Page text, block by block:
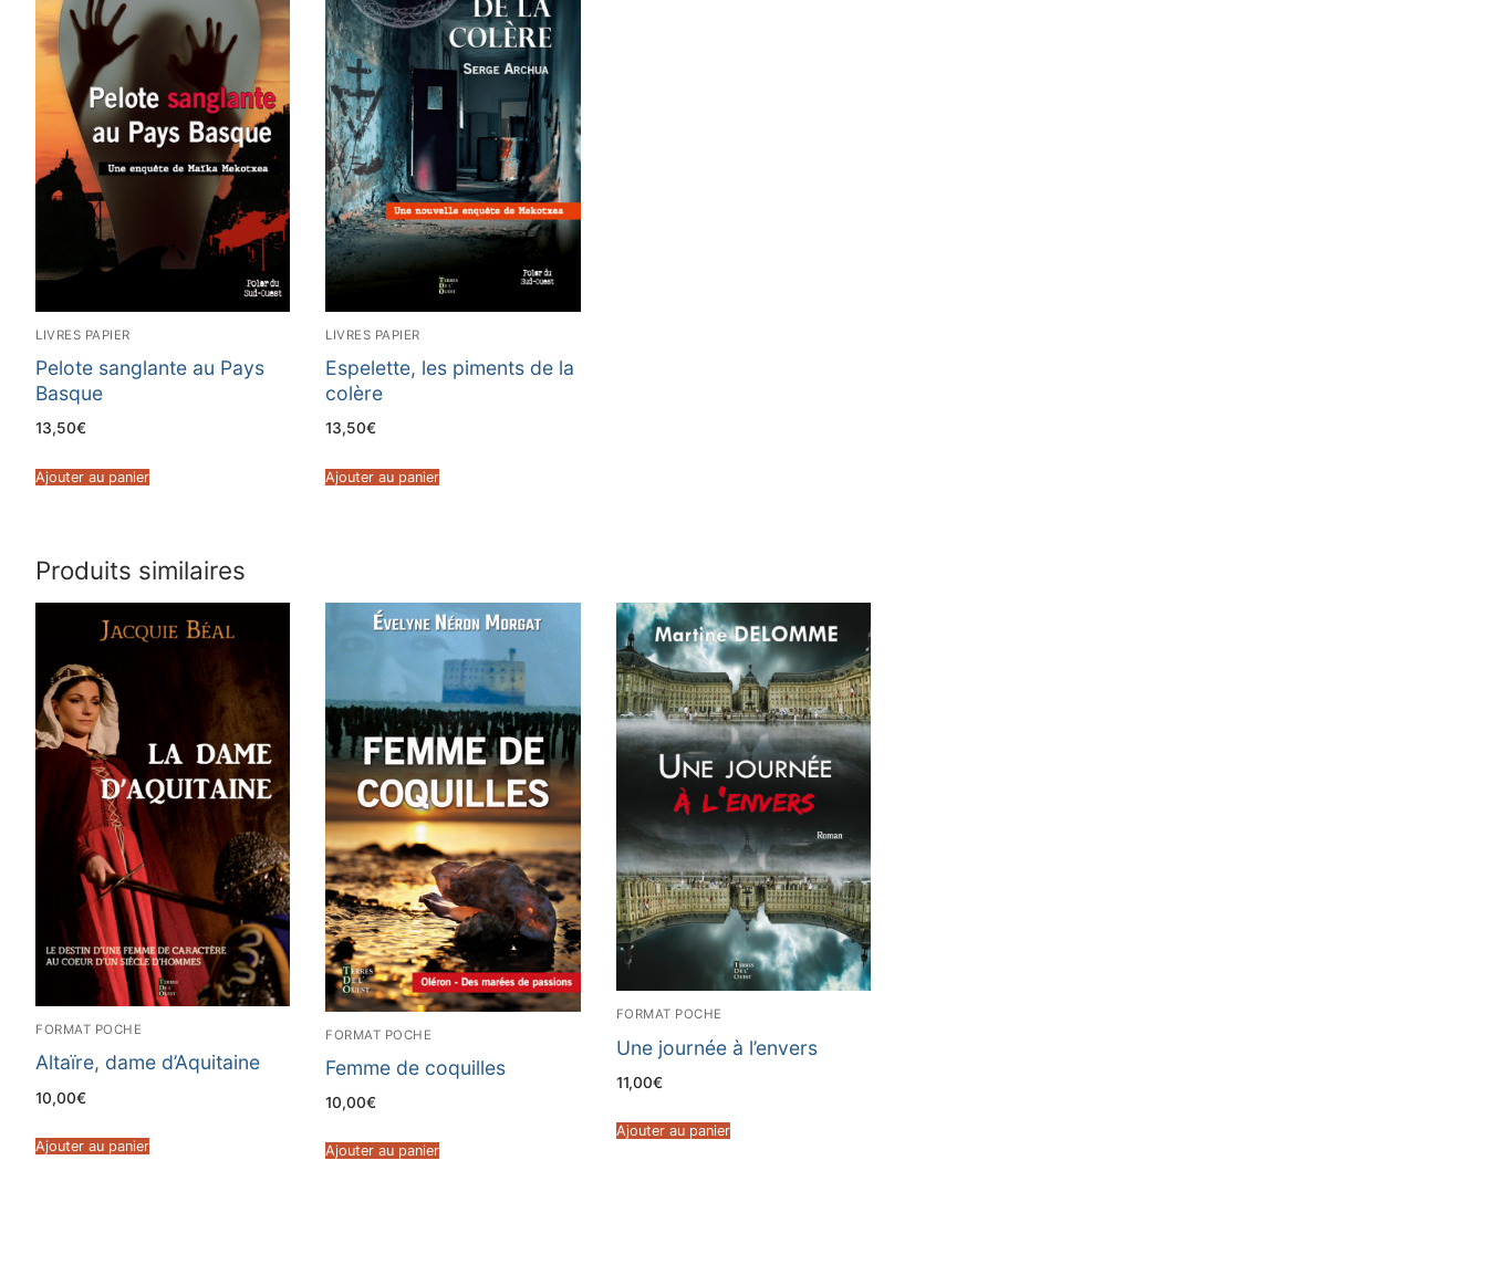
LIVRES PAPIER
Pelote sanglante au Pays
Basque
13,50€
Ajouter au panier
LIVRES PAPIER
Espelette, les piments de la
colère
13,50€
Ajouter au panier
Produits similaires
FORMAT POCHE
Altaïre, dame d’Aquitaine
10,00€
Ajouter au panier
FORMAT POCHE
Femme de coquilles
10,00€
Ajouter au panier
FORMAT POCHE
Une journée à l’envers
11,00€
Ajouter au panier